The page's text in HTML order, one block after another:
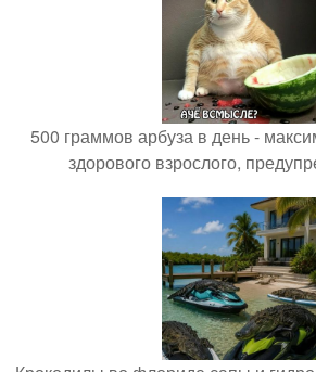
500 граммов арбуза в день -
здорового взрослого,